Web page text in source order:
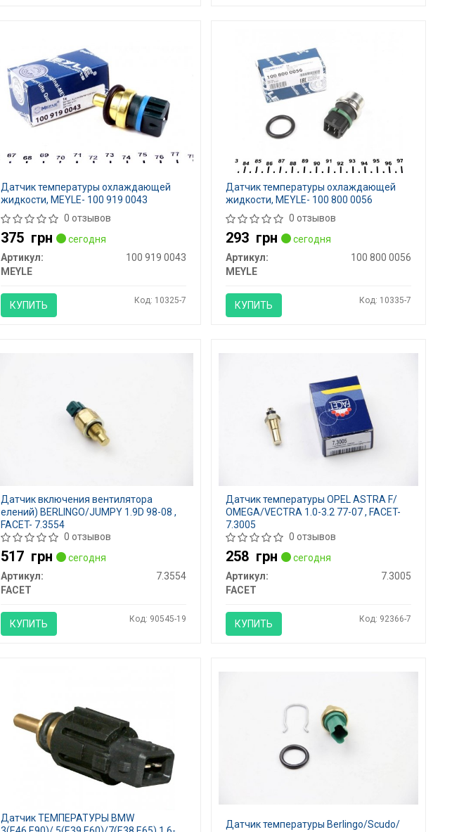
Датчик температуры охлаждающей
жидкости, MEYLE- 100 919 0043
0 отзывов
375 грн
сегодня
Артикул:
100 919 0043
MEYLE
КУПИТЬ Код: 10325-7
Датчик температуры охлаждающей
жидкости, MEYLE- 100 800 0056
0 отзывов
293 грн
сегодня
Артикул:
100 800 0056
MEYLE
КУПИТЬ Код: 10335-7
Датчик включения вентилятора
елений) BERLINGO/JUMPY 1.9D 98-08 ,
FACET- 7.3554
0 отзывов
517 грн
сегодня
Артикул:
7.3554
FACET
КУПИТЬ Код: 90545-19
Датчик температуры OPEL ASTRA F/
OMEGA/VECTRA 1.0-3.2 77-07 , FACET-
7.3005
0 отзывов
258 грн
сегодня
Артикул:
7.3005
FACET
КУПИТЬ Код: 92366-7
Датчик ТЕМПЕРАТУРЫ BMW
Датчик температуры Berlingo/Scudo/